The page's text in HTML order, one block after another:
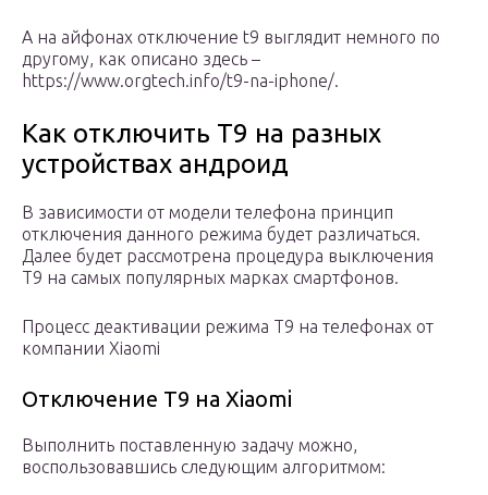
А на айфонах отключение t9 выглядит немного по
другому, как описано здесь –
https://www.orgtech.info/t9-na-iphone/.
Как отключить Т9 на разных
устройствах андроид
В зависимости от модели телефона принцип
отключения данного режима будет различаться.
Далее будет рассмотрена процедура выключения
Т9 на самых популярных марках смартфонов.
Процесс деактивации режима Т9 на телефонах от
компании Xiaomi
Отключение Т9 на Xiaomi
Выполнить поставленную задачу можно,
воспользовавшись следующим алгоритмом: